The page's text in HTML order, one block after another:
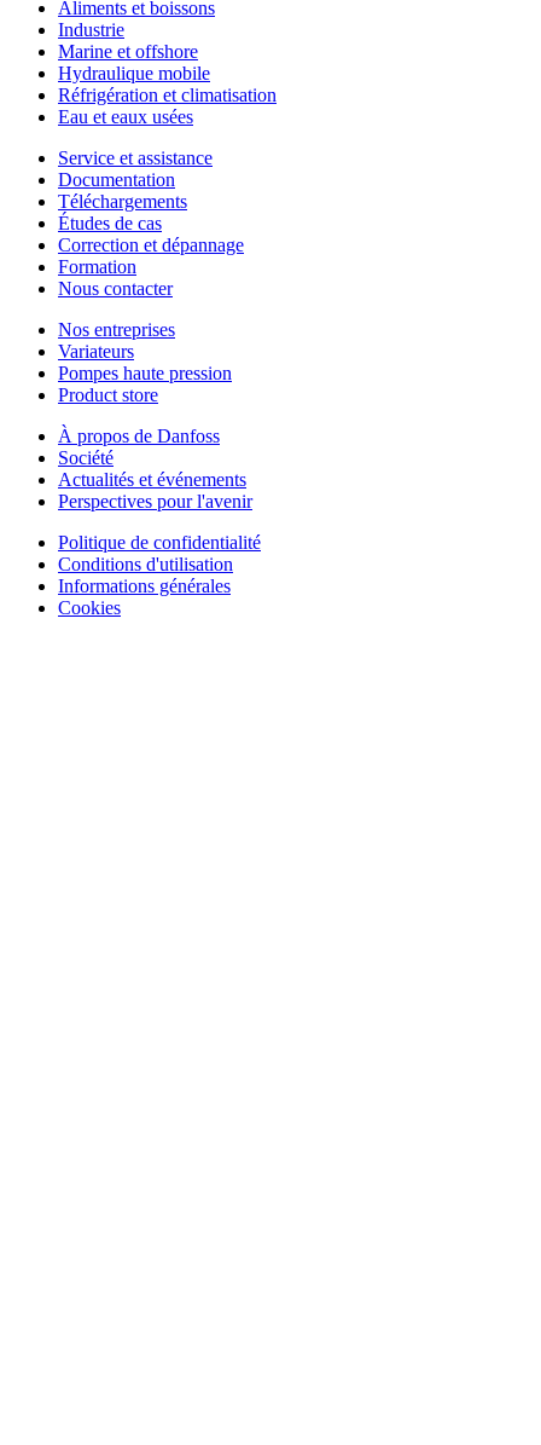
Aliments et boissons
Industrie
Marine et offshore
Hydraulique mobile
Réfrigération et climatisation
Eau et eaux usées
Service et assistance
Documentation
Téléchargements
Études de cas
Correction et dépannage
Formation
Nous contacter
Nos entreprises
Variateurs
Pompes haute pression
Product store
À propos de Danfoss
Société
Actualités et événements
Perspectives pour l'avenir
Politique de confidentialité
Conditions d'utilisation
Informations générales
Cookies